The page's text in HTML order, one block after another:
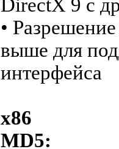
DirectX 9 с
•
выше для
интерфейса
x86
MD5: